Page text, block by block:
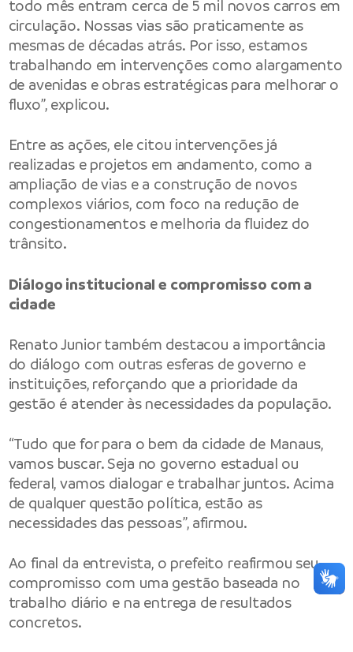
todo mês entram cerca de 5 mil novos carros em
circulação. Nossas vias são praticamente as
mesmas de décadas atrás. Por isso, estamos
trabalhando em intervenções como alargamento
de avenidas e obras estratégicas para melhorar o
fluxo”, explicou.
Entre as ações, ele citou intervenções já
realizadas e projetos em andamento, como a
ampliação de vias e a construção de novos
complexos viários, com foco na redução de
congestionamentos e melhoria da fluidez do
trânsito.
Diálogo institucional e compromisso com a
cidade
Renato Junior também destacou a importância
do diálogo com outras esferas de governo e
instituições, reforçando que a prioridade da
gestão é atender às necessidades da população.
“Tudo que for para o bem da cidade de Manaus,
vamos buscar. Seja no governo estadual ou
federal, vamos dialogar e trabalhar juntos. Acima
de qualquer questão política, estão as
necessidades das pessoas”, afirmou.
Ao final da entrevista, o prefeito reafirmou seu
compromisso com uma gestão baseada no
trabalho diário e na entrega de resultados
concretos.